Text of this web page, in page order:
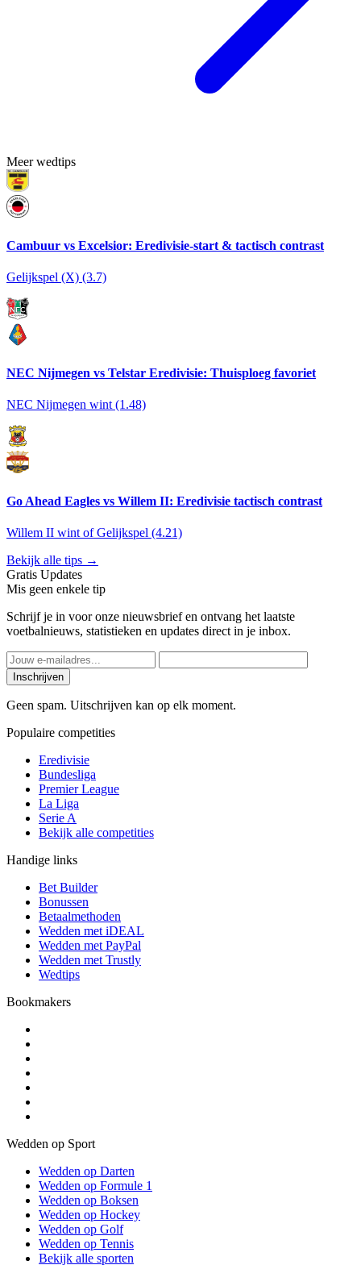
Meer wedtips
Cambuur vs Excelsior: Eredivisie-start & tactisch contrast
Gelijkspel (X) (3.7)
NEC Nijmegen vs Telstar Eredivisie: Thuisploeg favoriet
NEC Nijmegen wint (1.48)
Go Ahead Eagles vs Willem II: Eredivisie tactisch contrast
Willem II wint of Gelijkspel (4.21)
Bekijk alle tips →
Gratis Updates
Mis geen enkele tip
Schrijf je in voor onze nieuwsbrief en ontvang het laatste
voetbalnieuws, statistieken en updates direct in je inbox.
Inschrijven
Geen spam. Uitschrijven kan op elk moment.
Populaire competities
Eredivisie
Bundesliga
Premier League
La Liga
Serie A
Bekijk alle competities
Handige links
Bet Builder
Bonussen
Betaalmethoden
Wedden met iDEAL
Wedden met PayPal
Wedden met Trustly
Wedtips
Bookmakers
Wedden op Sport
Wedden op Darten
Wedden op Formule 1
Wedden op Boksen
Wedden op Hockey
Wedden op Golf
Wedden op Tennis
Bekijk alle sporten